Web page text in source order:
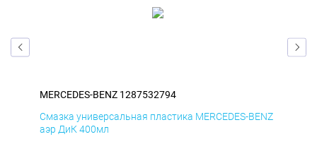
MERCEDES-BENZ 1287532794
Смазка универсальная пластика MERCEDES-BENZ
аэр ДиК 400мл